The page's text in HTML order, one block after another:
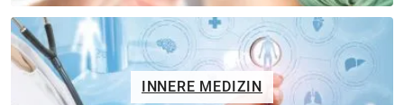
INNERE MEDIZIN